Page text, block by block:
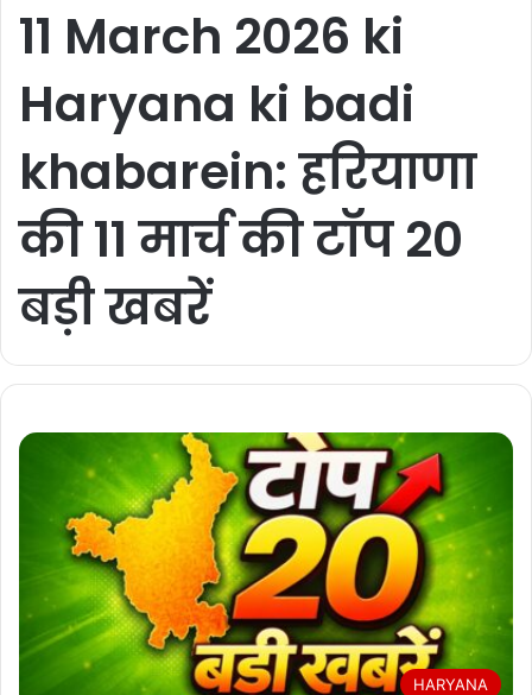
11 March 2026 ki
Haryana ki badi
khabarein: हरियाणा
की 11 मार्च की टॉप 20
बड़ी खबरें
HARYANA